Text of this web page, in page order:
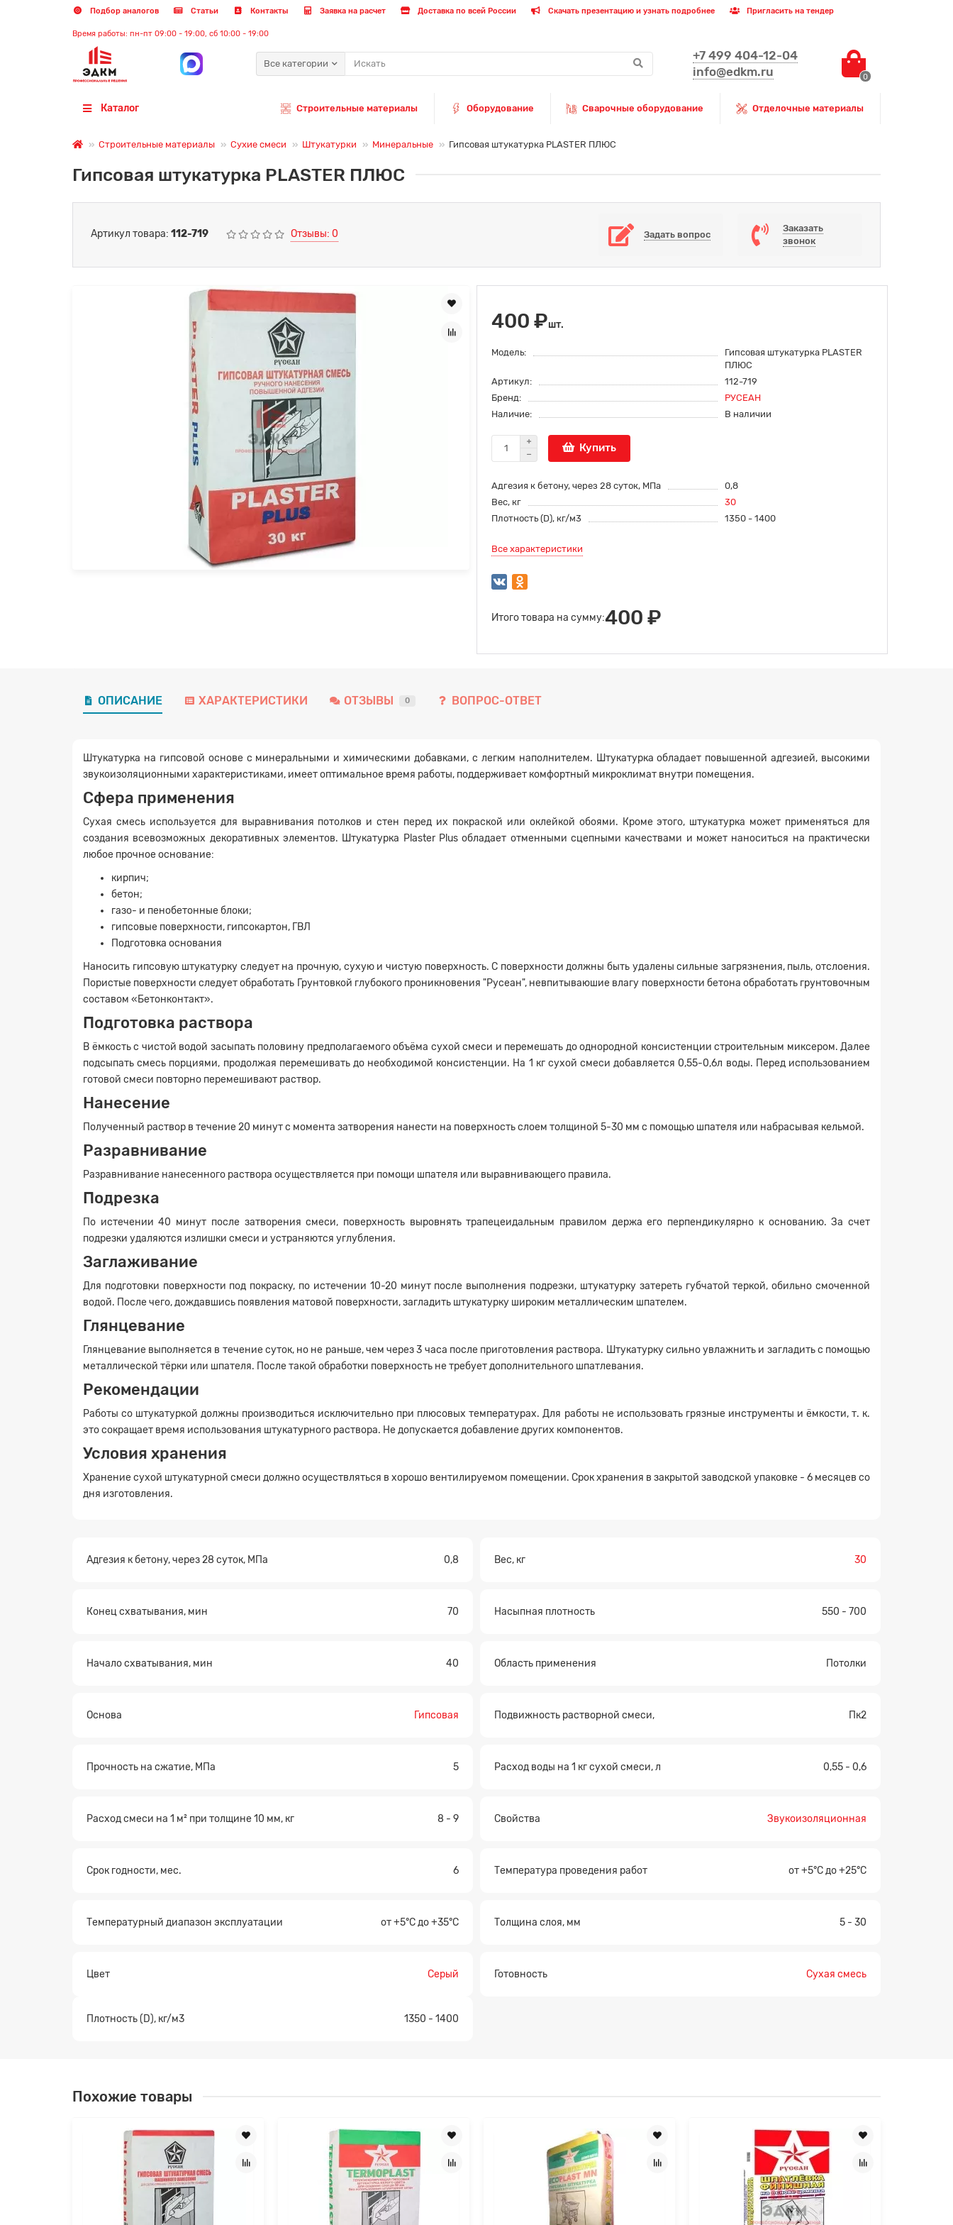
Подбор аналогов Статьи Контакты Заявка на расчет Доставка по всей России Скачать презентацию и узнать подробнее Пригласить на тендер
Время работы: пн-пт 09:00 - 19:00, сб 10:00 - 19:00
Все категории
+7 499 404-12-04
info@edkm.ru
0
Каталог Строительные материалы Оборудование Сварочные оборудование Отделочные материалы
Строительные материалы Сухие смеси Штукатурки Минеральные Гипсовая штукатурка PLASTER ПЛЮС
Гипсовая штукатурка PLASTER ПЛЮС
Артикул товара: 112-719 Отзывы: 0 Задать вопрос
Заказать
звонок
400 ₽шт.
Модель:
Гипсовая штукатурка PLASTER
ПЛЮС
Артикул:
112-719
Бренд:
РУСЕАН
Наличие:
В наличии
Купить
Адгезия к бетону, через 28 суток, МПа
0,8
Вес, кг
30
Плотность (D), кг/м3
1350 - 1400
Все характеристики
Итого товара на сумму:400 ₽
ОПИСАНИЕ ХАРАКТЕРИСТИКИ ОТЗЫВЫ 0 ВОПРОС-ОТВЕТ
Штукатурка на гипсовой основе с минеральными и химическими добавками, с легким наполнителем. Штукатурка обладает повышенной адгезией, высокими
звукоизоляционными характеристиками, имеет оптимальное время работы, поддерживает комфортный микроклимат внутри помещения.
Сфера применения
Сухая смесь используется для выравнивания потолков и стен перед их покраской или оклейкой обоями. Кроме этого, штукатурка может применяться для
создания всевозможных декоративных элементов. Штукатурка Plaster Plus обладает отменными сцепными качествами и может наноситься на практически
любое прочное основание:
кирпич;
бетон;
газо- и пенобетонные блоки;
гипсовые поверхности, гипсокартон, ГВЛ
Подготовка основания
Наносить гипсовую штукатурку следует на прочную, сухую и чистую поверхность. С поверхности должны быть удалены сильные загрязнения, пыль, отслоения.
Пористые поверхности следует обработать Грунтовкой глубокого проникновения "Русеан", невпитываюшие влагу поверхности бетона обработать грунтовочным
составом «Бетонконтакт».
Подготовка раствора
В ёмкость с чистой водой засыпать половину предполагаемого объёма сухой смеси и перемешать до однородной консистенции строительным миксером. Далее
подсыпать смесь порциями, продолжая перемешивать до необходимой консистенции. На 1 кг сухой смеси добавляется 0,55-0,6л воды. Перед использованием
готовой смеси повторно перемешивают раствор.
Нанесение
Полученный раствор в течение 20 минут с момента затворения нанести на поверхность слоем толщиной 5-30 мм с помощью шпателя или набрасывая кельмой.
Разравнивание
Разравнивание нанесенного раствора осуществляется при помощи шпателя или выравнивающего правила.
Подрезка
По истечении 40 минут после затворения смеси, поверхность выровнять трапецеидальным правилом держа его перпендикулярно к основанию. За счет
подрезки удаляются излишки смеси и устраняются углубления.
Заглаживание
Для подготовки поверхности под покраску, по истечении 10-20 минут после выполнения подрезки, штукатурку затереть губчатой теркой, обильно смоченной
водой. После чего, дождавшись появления матовой поверхности, загладить штукатурку широким металлическим шпателем.
Глянцевание
Глянцевание выполняется в течение суток, но не раньше, чем через 3 часа после приготовления раствора. Штукатурку сильно увлажнить и загладить с помощью
металлической тёрки или шпателя. После такой обработки поверхность не требует дополнительного шпатлевания.
Рекомендации
Работы со штукатуркой должны производиться исключительно при плюсовых температурах. Для работы не использовать грязные инструменты и ёмкости, т. к.
это сокращает время использования штукатурного раствора. Не допускается добавление других компонентов.
Условия хранения
Хранение сухой штукатурной смеси должно осуществляться в хорошо вентилируемом помещении. Срок хранения в закрытой заводской упаковке - 6 месяцев со
дня изготовления.
Адгезия к бетону, через 28 суток, МПа 0,8 Вес, кг 30
Конец схватывания, мин 70 Насыпная плотность 550 - 700
Начало схватывания, мин 40 Область применения Потолки
Основа Гипсовая Подвижность растворной смеси, Пк2
Прочность на сжатие, МПа 5 Расход воды на 1 кг сухой смеси, л 0,55 - 0,6
Расход смеси на 1 м² при толщине 10 мм, кг 8 - 9 Свойства Звукоизоляционная
Срок годности, мес. 6 Температура проведения работ от +5°С до +25°C
Температурный диапазон эксплуатации от +5°C до +35°C Толщина слоя, мм 5 - 30
Цвет Серый Готовность Сухая смесь
Плотность (D), кг/м3 1350 - 1400
Похожие товары